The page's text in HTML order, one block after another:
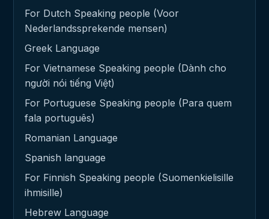
For Dutch Speaking people (Voor
Nederlandssprekende mensen)
Greek Language
For Vietnamese Speaking people (Dành cho
người nói tiếng Việt)
For Portuguese Speaking people (Para quem
fala português)
Romanian Language
Spanish language
For Finnish Speaking people (Suomenkielisille
ihmisille)
Hebrew Language